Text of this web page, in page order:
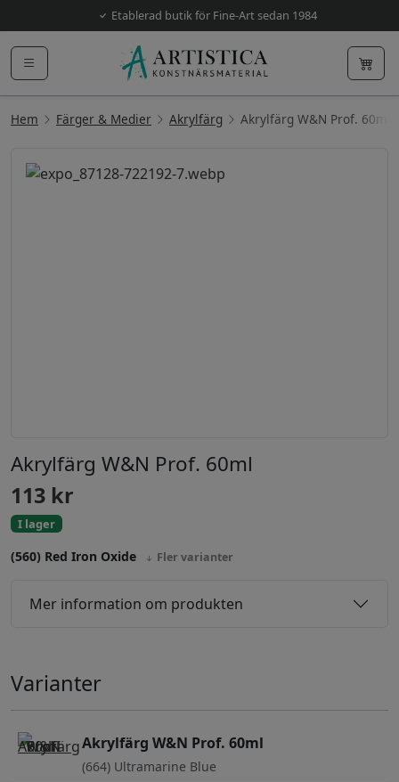
Etablerad butik för Fine-Art sedan 1984
Hem Färger & Medier Akrylfärg Akrylfärg W&N Prof. 60ml
Akrylfärg W&N Prof. 60ml
113 kr
I lager
(560) Red Iron Oxide Fler varianter
Mer information om produkten
Varianter
Akrylfärg W&N Prof. 60ml
(664) Ultramarine Blue